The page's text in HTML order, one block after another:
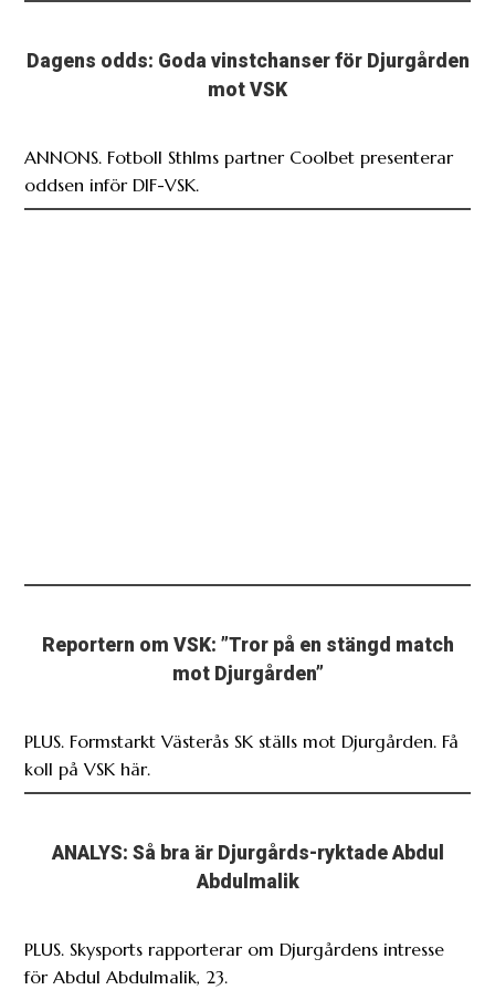
Dagens odds: Goda vinstchanser för Djurgården
mot VSK
ANNONS. Fotboll Sthlms partner Coolbet presenterar
oddsen inför DIF-VSK.
Reportern om VSK: ”Tror på en stängd match
mot Djurgården”
PLUS. Formstarkt Västerås SK ställs mot Djurgården. Få
koll på VSK här.
ANALYS: Så bra är Djurgårds-ryktade Abdul
Abdulmalik
PLUS. Skysports rapporterar om Djurgårdens intresse
för Abdul Abdulmalik, 23.